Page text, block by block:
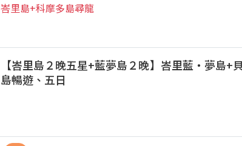
峇里島+科摩多島尋龍
【峇里島２晚五星+藍夢島２晚】峇里藍‧夢島+
島暢遊、五日